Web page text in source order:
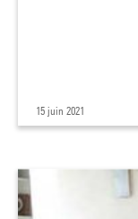
15 juin 2021